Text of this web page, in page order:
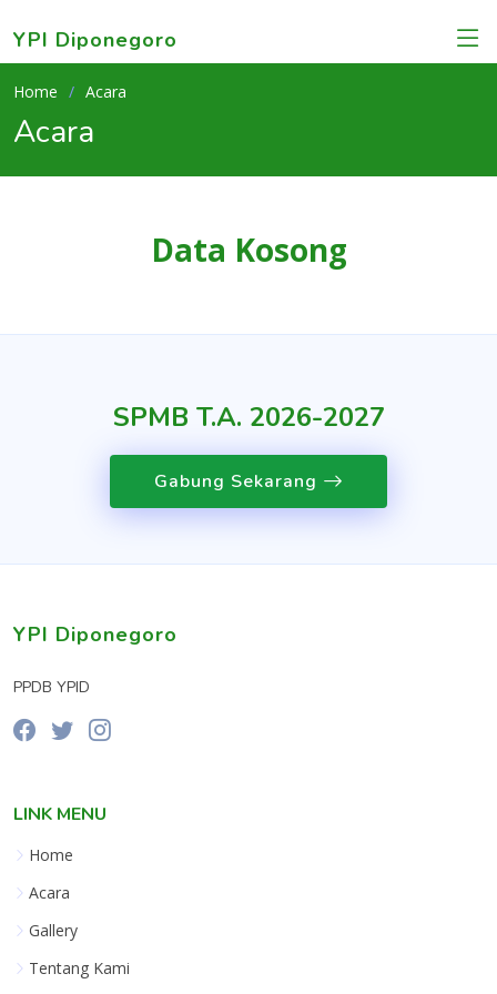
YPI Diponegoro
Home Acara
Acara
Data Kosong
SPMB T.A. 2026-2027
Gabung Sekarang
YPI Diponegoro
PPDB YPID
LINK MENU
Home
Acara
Gallery
Tentang Kami